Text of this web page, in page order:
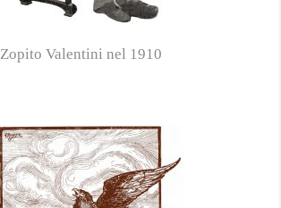
Zopito Valentini nel 1910